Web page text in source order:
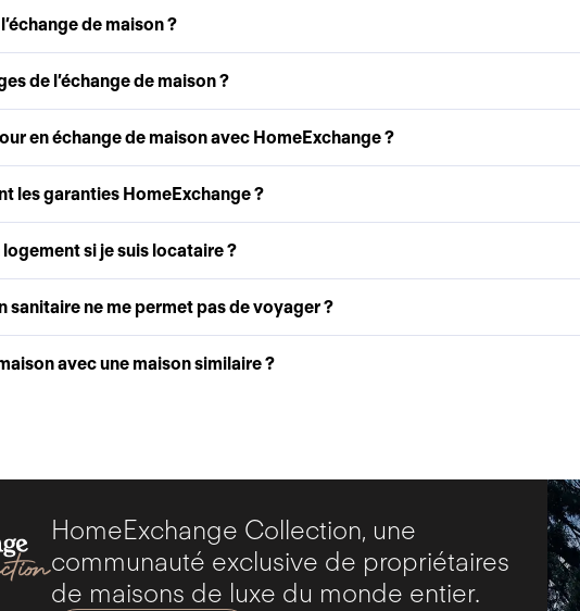
de maison ?
de l’échange de maison ?
en échange de maison avec HomeExchange ?
les garanties HomeExchange ?
si je suis locataire ?
sanitaire ne me permet pas de voyager ?
avec une maison similaire ?
HomeExchange Collection, une
communauté exclusive de propriétaires
de maisons de luxe du monde entier.